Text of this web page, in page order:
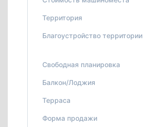
Территория
Благоустройство территории
Свободная планировка
Балкон/Лоджия
Терраса
Форма продажи